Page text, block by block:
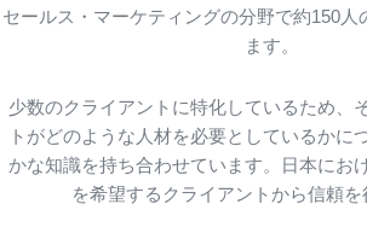
セールス・マーケティングの分野で約150人
ます。
少数のクライアントに特化しているため、
トがどのような人材を必要としているかに
かな知識を持ち合わせています。日本にお
を希望するクライアントから信頼を